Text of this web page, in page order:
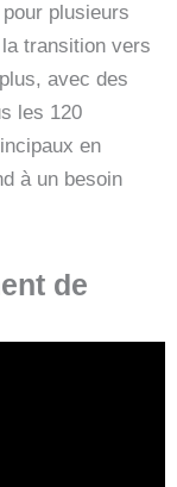
plusieurs
transition vers
avec des
les 120
en
à un besoin
de